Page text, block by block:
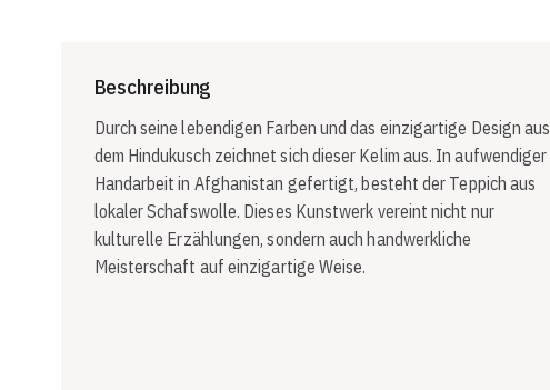
Beschreibung
Durch seine lebendigen Farben und das einzigartige Design aus
dem Hindukusch zeichnet sich dieser Kelim aus. In aufwendiger
Handarbeit in Afghanistan gefertigt, besteht der Teppich aus
lokaler Schafswolle. Dieses Kunstwerk vereint nicht nur
kulturelle Erzählungen, sondern auch handwerkliche
Meisterschaft auf einzigartige Weise.